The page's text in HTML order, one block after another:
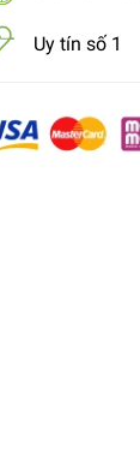
Uy tín số 1